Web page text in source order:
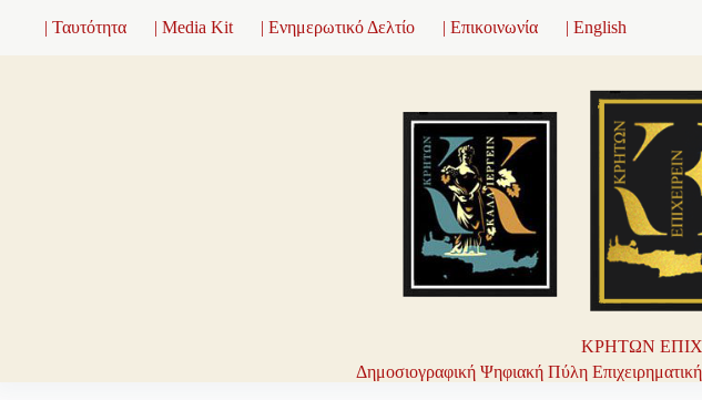
| Ταυτότητα | Media Kit | Ενημερωτικό Δελτίο | Επικοινωνία | English
ΚΡΗΤΩΝ
Δημοσιογραφική Ψηφιακή Πύλη